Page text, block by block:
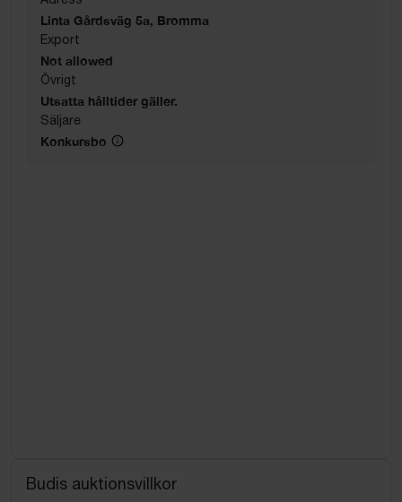
Linta Gårdsväg 5a, Bromma
Export
Not allowed
Övrigt
Utsatta hålltider gäller.
Säljare
Konkursbo
Budis auktionsvillkor